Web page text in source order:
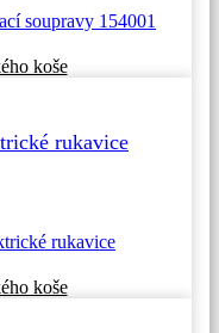
koše
rukavice
koše